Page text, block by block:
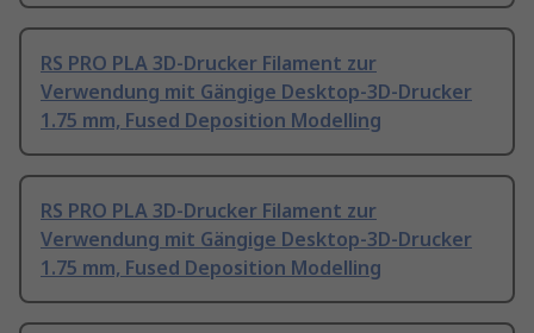
RS PRO PLA 3D-Drucker Filament zur
Verwendung mit Gängige Desktop-3D-Drucker
1.75 mm, Fused Deposition Modelling
RS PRO PLA 3D-Drucker Filament zur
Verwendung mit Gängige Desktop-3D-Drucker
1.75 mm, Fused Deposition Modelling